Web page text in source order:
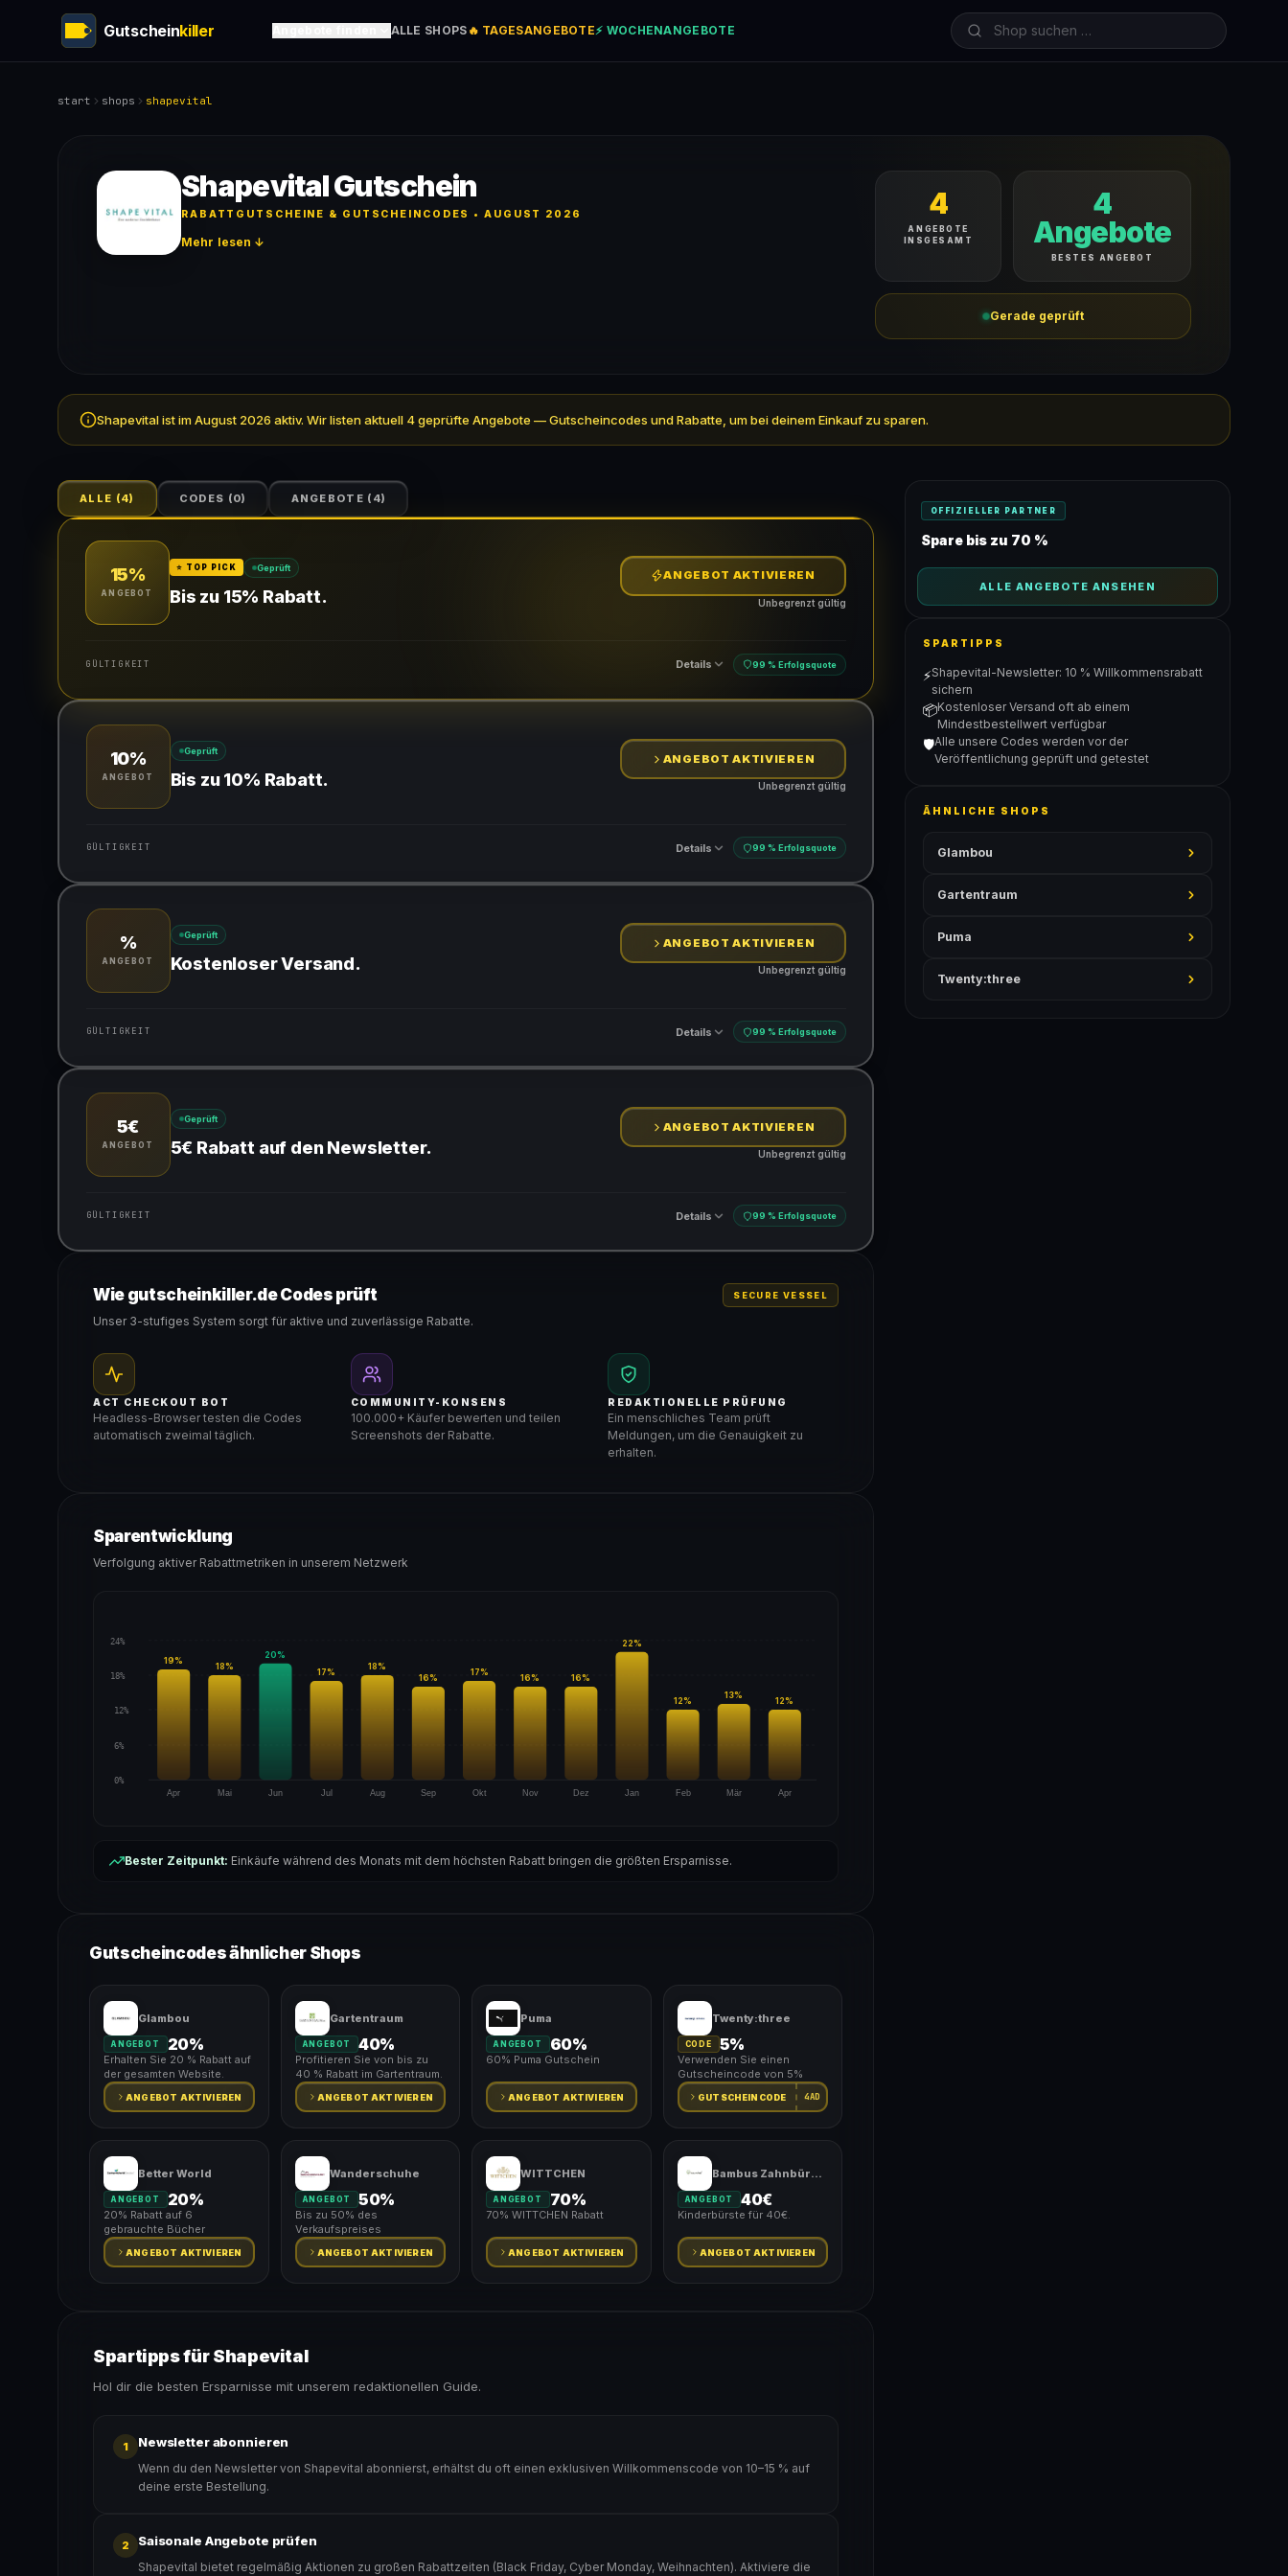
Gutscheinkiller ALLE SHOPS 🔥 TAGESANGEBOTE⚡ WOCHENANGEBOTE
start shops shapevital
Shapevital Gutschein
RABATTGUTSCHEINE & GUTSCHEINCODES • AUGUST 2026
Mehr lesen ↓
4
ANGEBOTE
INSGESAMT
4
Angebote
BESTES ANGEBOT
Gerade geprüft
Shapevital ist im August 2026 aktiv. Wir listen aktuell 4 geprüfte Angebote — Gutscheincodes und Rabatte, um bei deinem Einkauf zu sparen.
ALLE (4) CODES (0) ANGEBOTE ( 4)
15%
ANGEBOT
⭐ TOP PICK Geprüft
Bis zu 15% Rabatt.
ANGEBOT AKTIVIEREN
Unbegrenzt gültig
GÜLTIGKEIT Details 99 % Erfolgsquote
Gültig für teilnehmende Produkte
10%
ANGEBOT
Geprüft
Bis zu 10% Rabatt.
ANGEBOT AKTIVIEREN
Unbegrenzt gültig
GÜLTIGKEIT Details 99 % Erfolgsquote
Gültig für teilnehmende Produkte
%
ANGEBOT
Geprüft
Kostenloser Versand.
ANGEBOT AKTIVIEREN
Unbegrenzt gültig
GÜLTIGKEIT Details 99 % Erfolgsquote
Gültig für teilnehmende Produkte
5€
ANGEBOT
Geprüft
5€ Rabatt auf den Newsletter.
ANGEBOT AKTIVIEREN
Unbegrenzt gültig
GÜLTIGKEIT Details 99 % Erfolgsquote
Gültig für teilnehmende Produkte
Wie gutscheinkiller.de Codes prüft
Unser 3-stufiges System sorgt für aktive und zuverlässige Rabatte.
SECURE VESSEL
ACT CHECKOUT BOT
Headless-Browser testen die Codes
automatisch zweimal täglich.
COMMUNITY-KONSENS
100.000+ Käufer bewerten und teilen
Screenshots der Rabatte.
REDAKTIONELLE PRÜFUNG
Ein menschliches Team prüft
Meldungen, um die Genauigkeit zu
erhalten.
Sparentwicklung
Verfolgung aktiver Rabattmetriken in unserem Netzwerk
24%
18%
12%
6%
0%
Apr
19%
Mai
18%
Jun
20%
Jul
17%
Aug
18%
Sep
16%
Okt
17%
Nov
16%
Dez
16%
Jan
22%
Feb
12%
Mär
13%
Apr
12%
Bester Zeitpunkt: Einkäufe während des Monats mit dem höchsten Rabatt bringen die größten Ersparnisse.
Gutscheincodes ähnlicher Shops
Glambou
ANGEBOT 20%
Erhalten Sie 20 % Rabatt auf
der gesamten Website.
ANGEBOT AKTIVIEREN
Gartentraum
ANGEBOT 40%
Profitieren Sie von bis zu
40 % Rabatt im Gartentraum.
ANGEBOT AKTIVIEREN
Puma
ANGEBOT 60%
60% Puma Gutschein
ANGEBOT AKTIVIEREN
Twenty:three
CODE 5%
Verwenden Sie einen
Gutscheincode von 5%
GUTSCHEINCODE 4AD
Better World
ANGEBOT 20%
20% Rabatt auf 6
gebrauchte Bücher
ANGEBOT AKTIVIEREN
Wanderschuhe
ANGEBOT 50%
Bis zu 50% des
Verkaufspreises
ANGEBOT AKTIVIEREN
WITTCHEN
ANGEBOT 70%
70% WITTCHEN Rabatt
ANGEBOT AKTIVIEREN
Bambus Zahnbürste
ANGEBOT 40€
Kinderbürste für 40€.
ANGEBOT AKTIVIEREN
Spartipps für Shapevital
Hol dir die besten Ersparnisse mit unserem redaktionellen Guide.
1 Newsletter abonnieren
Wenn du den Newsletter von Shapevital abonnierst, erhältst du oft einen exklusiven Willkommenscode von 10–15 % auf
deine erste Bestellung.
2 Saisonale Angebote prüfen
Shapevital bietet regelmäßig Aktionen zu großen Rabattzeiten (Black Friday, Cyber Monday, Weihnachten). Aktiviere die
OFFIZIELLER PARTNER
Spare bis zu 70 %
ALLE ANGEBOTE ANSEHEN
SPARTIPPS
⚡Shapevital-Newsletter: 10 % Willkommensrabatt
sichern
📦Kostenloser Versand oft ab einem
Mindestbestellwert verfügbar
🛡️Alle unsere Codes werden vor der
Veröffentlichung geprüft und getestet
ÄHNLICHE SHOPS
Glambou
Gartentraum
Puma
Twenty:three